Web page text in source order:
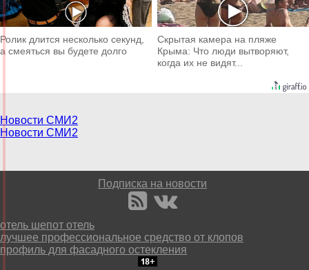
Ролик длится несколько секунд,
а смеяться вы будете долго
Скрытая камера на пляже
Крыма: Что люди вытворяют,
когда их не видят...
Новости СМИ2
Новости СМИ2
Подписка на новости
отель шепот отель
лучшее профессиональное средство от клопов
профиль для фасадного остекления